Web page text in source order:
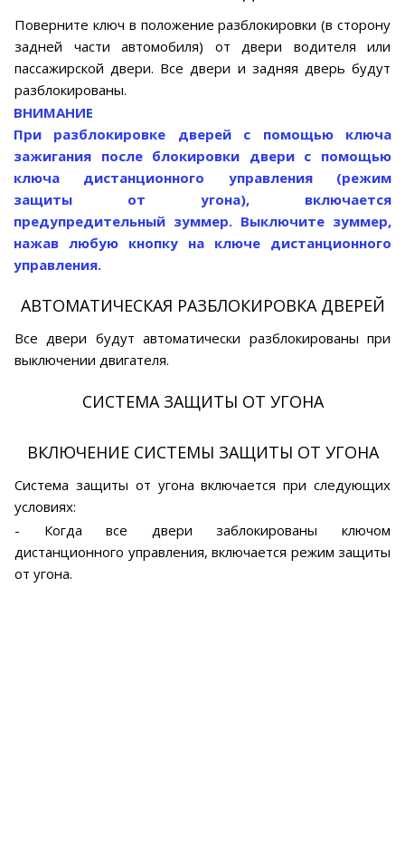
Поверните ключ в положение разблокировки (в сторону
задней части автомобиля) от двери водителя или
пассажирской двери. Все двери и задняя дверь будут
разблокированы.
ВНИМАНИЕ
При разблокировке дверей с помощью ключа
зажигания после блокировки двери с помощью
ключа дистанционного управления (режим
защиты от угона), включается
предупредительный зуммер. Выключите зуммер,
нажав любую кнопку на ключе дистанционного
управления.
АВТОМАТИЧЕСКАЯ РАЗБЛОКИРОВКА ДВЕРЕЙ
Все двери будут автоматически разблокированы при
выключении двигателя.
СИСТЕМА ЗАЩИТЫ ОТ УГОНА
ВКЛЮЧЕНИЕ СИСТЕМЫ ЗАЩИТЫ ОТ УГОНА
Система защиты от угона включается при следующих
условиях:
- Когда все двери заблокированы ключом
дистанционного управления, включается режим защиты
от угона.